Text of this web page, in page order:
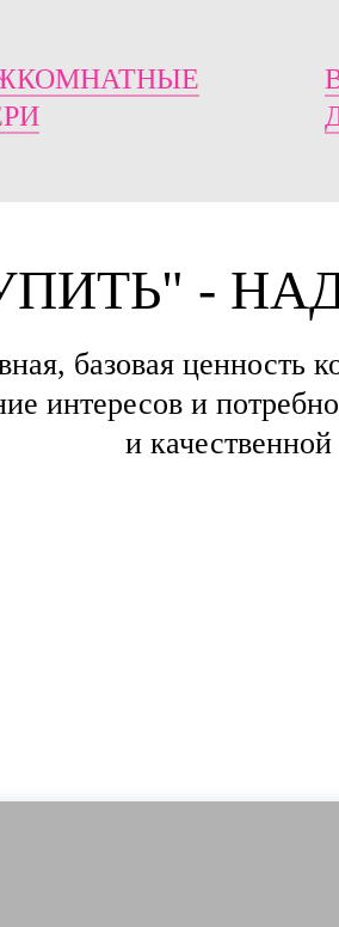
-
базовая ценность
интересов и
и